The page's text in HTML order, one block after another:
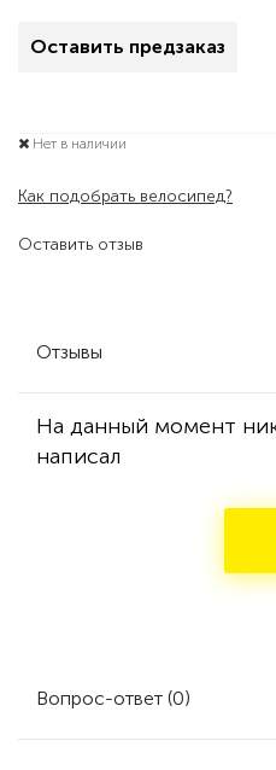
Оставить отзыв
Оставить предзаказ
Нет в наличии
Как подобрать велосипед?
Отзывы
На данный момент
написал
Вопрос-ответ (0)